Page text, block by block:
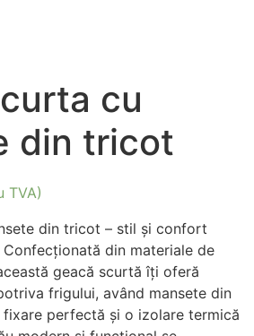
cu
din tricot
TVA)
din tricot – stil și confort
din materiale de
geacă scurtă îți oferă
frigului, având mansete din
perfectă și o izolare termică